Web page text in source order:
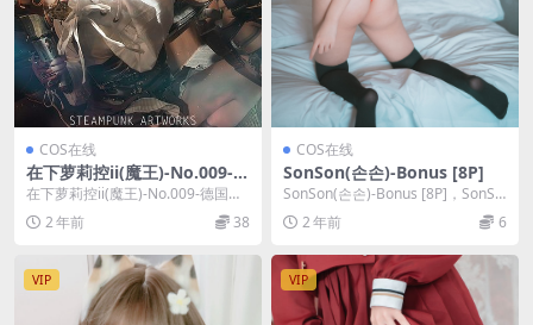
COS在线
在下萝莉控ii(魔王)-No.009-德
国骨科 [9P]
在下萝莉控ii(魔王)-No.009-德国骨
科 [9P]，在下萝莉控ii(魔王)...
2 年前 38
COS在线
SonSon(손손)-Bonus [8P]
SonSon(손손)-Bonus [8P]，SonSo
n(손손)在线作品导航：S...
2 年前 6
VIP VIP